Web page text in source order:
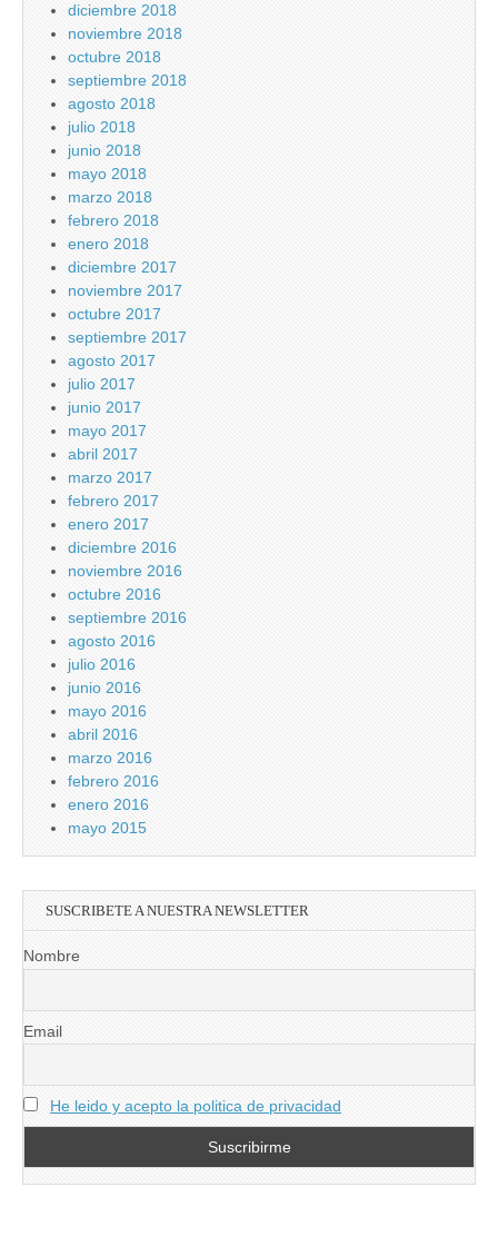
diciembre 2018
noviembre 2018
octubre 2018
septiembre 2018
agosto 2018
julio 2018
junio 2018
mayo 2018
marzo 2018
febrero 2018
enero 2018
diciembre 2017
noviembre 2017
octubre 2017
septiembre 2017
agosto 2017
julio 2017
junio 2017
mayo 2017
abril 2017
marzo 2017
febrero 2017
enero 2017
diciembre 2016
noviembre 2016
octubre 2016
septiembre 2016
agosto 2016
julio 2016
junio 2016
mayo 2016
abril 2016
marzo 2016
febrero 2016
enero 2016
mayo 2015
SUSCRIBETE A NUESTRA NEWSLETTER
Nombre
Email
He leido y acepto la politica de privacidad